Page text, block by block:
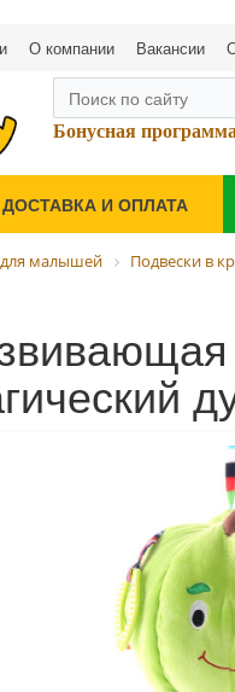
О компании Вакансии
Бонусная программа
ДОСТАВКА И ОПЛАТА
малышей Подвески в